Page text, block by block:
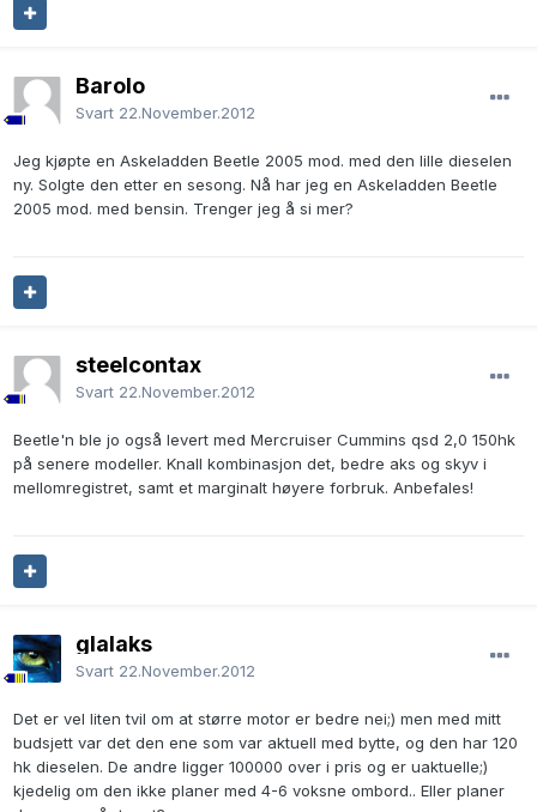
Barolo
Svart 22.November.2012
Jeg kjøpte en Askeladden Beetle 2005 mod. med den lille dieselen
ny. Solgte den etter en sesong. Nå har jeg en Askeladden Beetle
2005 mod. med bensin. Trenger jeg å si mer?
steelcontax
Svart 22.November.2012
Beetle'n ble jo også levert med Mercruiser Cummins qsd 2,0 150hk
på senere modeller. Knall kombinasjon det, bedre aks og skyv i
mellomregistret, samt et marginalt høyere forbruk. Anbefales!
glalaks
Svart 22.November.2012
Det er vel liten tvil om at større motor er bedre nei;) men med mitt
budsjett var det den ene som var aktuell med bytte, og den har 120
hk dieselen. De andre ligger 100000 over i pris og er uaktuelle;)
kjedelig om den ikke planer med 4-6 voksne ombord.. Eller planer